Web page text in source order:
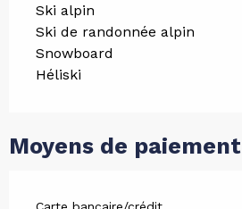
Ski alpin
Ski de randonnée alpin
Snowboard
Héliski
Moyens de paiement